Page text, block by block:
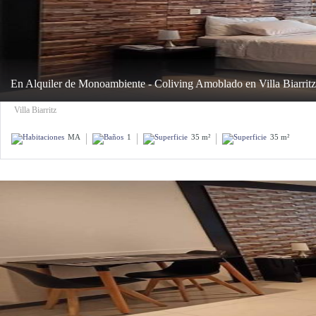
En Alquiler de Monoambiente - Coliving Amoblado en Villa
Villa Biarritz
MA 1 35 m² 35 m²